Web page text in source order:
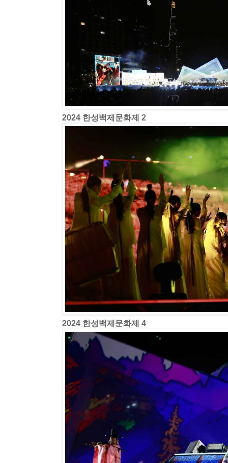
2024 한성백제문화제 2
2024 한성백제문화제 4